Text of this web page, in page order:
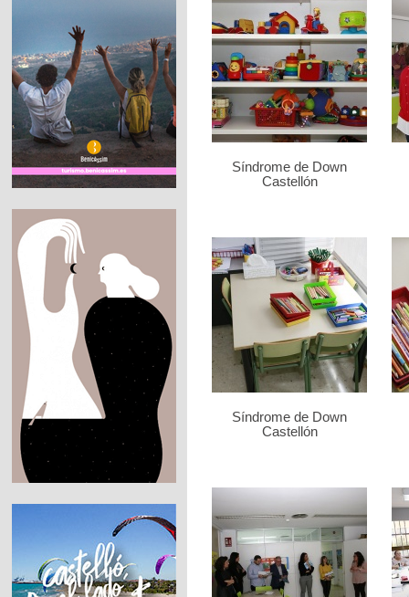
Síndrome de Down
Castellón
Síndrome de Down
Castellón